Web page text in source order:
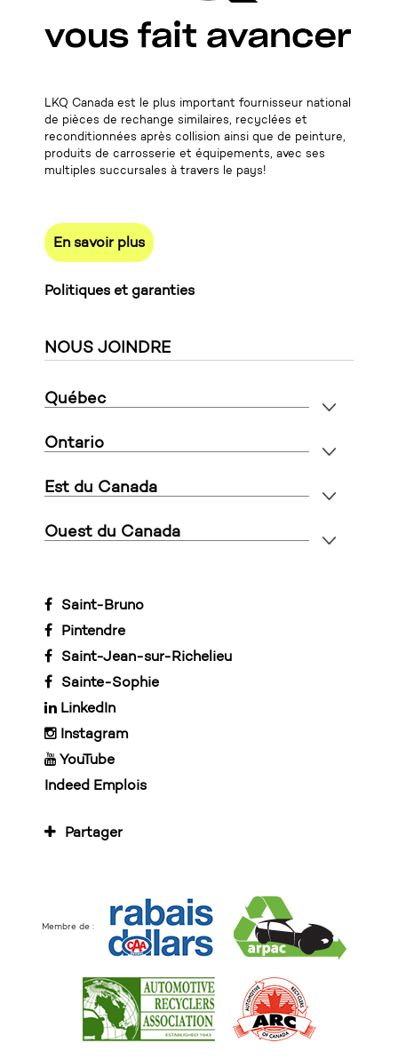
LKQ Canada est le plus important fournisseur national
de pièces de rechange similaires, recyclées et
reconditionnées après collision ainsi que de peinture,
produits de carrosserie et équipements, avec ses
multiples succursales à travers le pays!
En savoir plus
Politiques et garanties
NOUS JOINDRE
Québec
Ontario
Est du Canada
Ouest du Canada
Saint-Bruno
Pintendre
Saint-Jean-sur-Richelieu
Sainte-Sophie
LinkedIn
Instagram
YouTube
Indeed Emplois
Partager
Membre de :